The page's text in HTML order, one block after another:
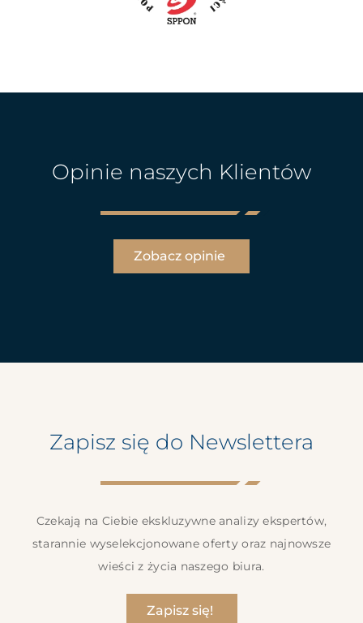
Opinie naszych Klientów
Zobacz opinie
Zapisz się do Newslettera
Czekają na Ciebie ekskluzywne analizy ekspertów,
starannie wyselekcjonowane oferty oraz najnowsze
wieści z życia naszego biura.
Zapisz się!